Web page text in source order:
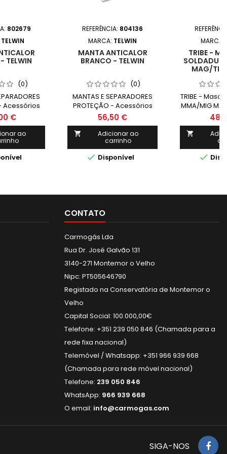
802679
TELWIN
TELWIN
(0)
Acessórios
TELWIN
€
ao
REFERÊNCIA: 804136
MARCA: TELWIN
MANTA ANTICALOR
BRANCO - TELWIN
(0)
MANTAS E SEPARADORES
PROTEÇÃO - Acessórios
Multiusos - TELWIN MANTA
ANTICALOR
1950mm/2000mm
56,50 €

Adicionar ao
carrinho
 Disponível
MARCA:
TRIBE -
MAG/TIG
TRIBE -
MMA/MIG


CONTATO
Carmogás Lda
Rua Dr. José Galvão 131
3140-271 Montemor o Velho
Nipc: PT505646790
Registado na Conservatória de Montemor o
Velho
Capital Social: 100.000,00€
Telefone: +351 239 050 846 (Chamada para a
rede fixa nacional)
Telemóvel / Whatsapp: +351 966 939 668
(Chamada para rede móvel nacional)
Telefone: 239 050 846
WhatsApp: 966 939 668
O email: info@carmogas.com
SIGA-NOS